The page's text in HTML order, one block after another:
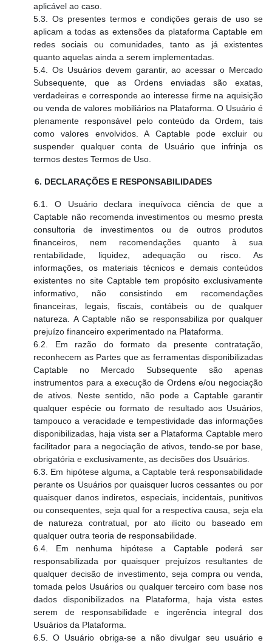
aplicável ao caso.
5.3. Os presentes termos e condições gerais de uso se
aplicam a todas as extensões da plataforma Captable em
redes sociais ou comunidades, tanto as já existentes
quanto aquelas ainda a serem implementadas.
5.4. Os Usuários devem garantir, ao acessar o Mercado
Subsequente, que as Ordens enviadas são exatas,
verdadeiras e corresponde ao interesse firme na aquisição
ou venda de valores mobiliários na Plataforma. O Usuário é
plenamente responsável pelo conteúdo da Ordem, tais
como valores envolvidos. A Captable pode excluir ou
suspender qualquer conta de Usuário que infrinja os
termos destes Termos de Uso.
6. DECLARAÇÕES E RESPONSABILIDADES
6.1. O Usuário declara inequívoca ciência de que a
Captable não recomenda investimentos ou mesmo presta
consultoria de investimentos ou de outros produtos
financeiros, nem recomendações quanto à sua
rentabilidade, liquidez, adequação ou risco. As
informações, os materiais técnicos e demais conteúdos
existentes no site Captable tem propósito exclusivamente
informativo, não consistindo em recomendações
financeiras, legais, fiscais, contábeis ou de qualquer
natureza. A Captable não se responsabiliza por qualquer
prejuízo financeiro experimentado na Plataforma.
6.2. Em razão do formato da presente contratação,
reconhecem as Partes que as ferramentas disponibilizadas
Captable no Mercado Subsequente são apenas
instrumentos para a execução de Ordens e/ou negociação
de ativos. Neste sentido, não pode a Captable garantir
qualquer espécie ou formato de resultado aos Usuários,
tampouco a veracidade e tempestividade das informações
disponibilizadas, haja vista ser a Plataforma Captable mero
facilitador para a negociação de ativos, tendo-se por base,
obrigatória e exclusivamente, as decisões dos Usuários.
6.3. Em hipótese alguma, a Captable terá responsabilidade
perante os Usuários por quaisquer lucros cessantes ou por
quaisquer danos indiretos, especiais, incidentais, punitivos
ou consequentes, seja qual for a respectiva causa, seja ela
de natureza contratual, por ato ilícito ou baseado em
qualquer outra teoria de responsabilidade.
6.4. Em nenhuma hipótese a Captable poderá ser
responsabilizada por quaisquer prejuízos resultantes de
qualquer decisão de investimento, seja compra ou venda,
tomada pelos Usuários ou qualquer terceiro com base nos
dados disponibilizados na Plataforma, haja vista estes
serem de responsabilidade e ingerência integral dos
Usuários da Plataforma.
6.5. O Usuário obriga-se a não divulgar seu usuário e